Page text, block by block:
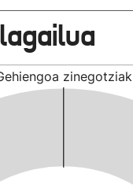
zinegotziak